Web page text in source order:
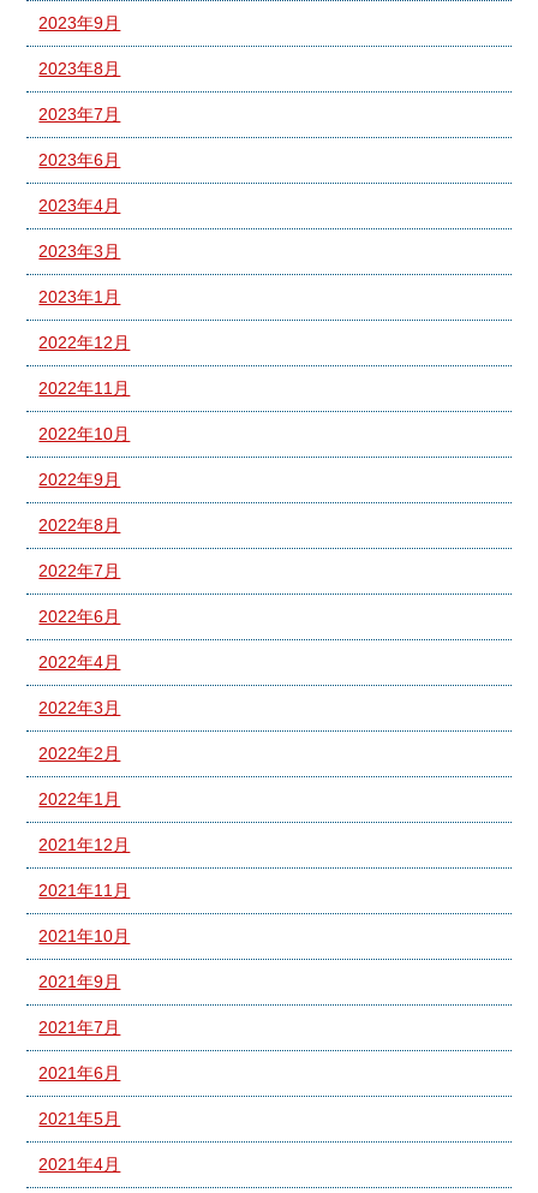
2023年9月
2023年8月
2023年7月
2023年6月
2023年4月
2023年3月
2023年1月
2022年12月
2022年11月
2022年10月
2022年9月
2022年8月
2022年7月
2022年6月
2022年4月
2022年3月
2022年2月
2022年1月
2021年12月
2021年11月
2021年10月
2021年9月
2021年7月
2021年6月
2021年5月
2021年4月